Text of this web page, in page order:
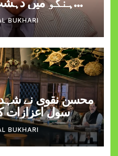
کارروائی کے
کی
BUKHARI
محسن نقوی نے
سول
BUKHARI